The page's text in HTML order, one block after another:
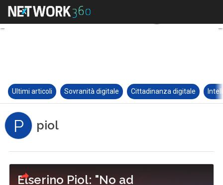
Ultimi articoli Sovranità digitale Cittadinanza digitale
P piol
Elserino Piol: "No ad